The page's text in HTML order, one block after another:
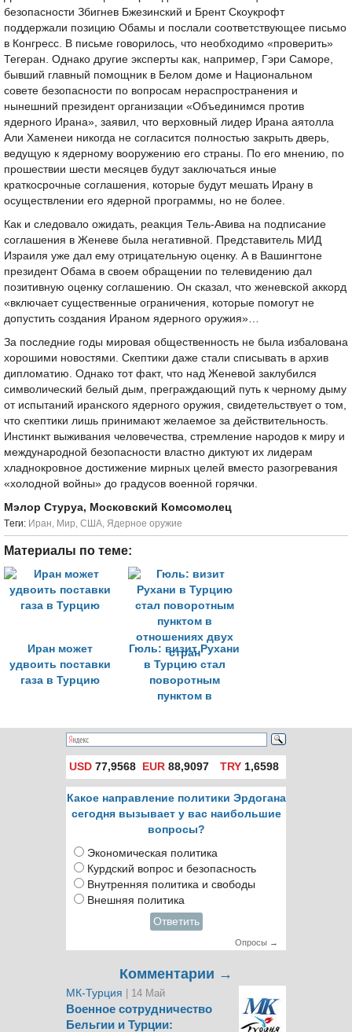
безопасности Збигнев Бжезинский и Брент Скоукрофт
поддержали позицию Обамы и послали соответствующее письмо
в Конгресс. В письме говорилось, что необходимо «проверить»
Тегеран. Однако другие эксперты как, например, Гэри Саморе,
бывший главный помощник в Белом доме и Национальном
совете безопасности по вопросам нераспространения и
нынешний президент организации «Объединимся против
ядерного Ирана», заявил, что верховный лидер Ирана аятолла
Али Хаменеи никогда не согласится полностью закрыть дверь,
ведущую к ядерному вооружению его страны. По его мнению, по
прошествии шести месяцев будут заключаться иные
краткосрочные соглашения, которые будут мешать Ирану в
осуществлении его ядерной программы, но не более.
Как и следовало ожидать, реакция Тель-Авива на подписание
соглашения в Женеве была негативной. Представитель МИД
Израиля уже дал ему отрицательную оценку. А в Вашингтоне
президент Обама в своем обращении по телевидению дал
позитивную оценку соглашению. Он сказал, что женевской аккорд
«включает существенные ограничения, которые помогут не
допустить создания Ираном ядерного оружия»…
За последние годы мировая общественность не была избалована
хорошими новостями. Скептики даже стали списывать в архив
дипломатию. Однако тот факт, что над Женевой заклубился
символический белый дым, преграждающий путь к черному дыму
от испытаний иранского ядерного оружия, свидетельствует о том,
что скептики лишь принимают желаемое за действительность.
Инстинкт выживания человечества, стремление народов к миру и
международной безопасности властно диктуют их лидерам
хладнокровное достижение мирных целей вместо разогревания
«холодной войны» до градусов военной горячки.
Мэлор Стуруа, Московский Комсомолец
Tеги: Иран, Мир, США, Ядерное оружие
Материалы по теме:
Иран может
удвоить поставки
газа в Турцию
Гюль: визит Рухани
в Турцию стал
поворотным
пунктом в
стран
USD 77,9568 EUR 88,9097 TRY1,6598
Какое направление политики Эрдогана
сегодня вызывает у вас наибольшие
вопросы?
Экономическая политика
Курдский вопрос и безопасность
Внутренняя политика и свободы
Внешняя политика
Ответить
Опросы →
Комментарии →
МК-Турция | 14 Май
Военное сотрудничество
Бельгии и Турции: